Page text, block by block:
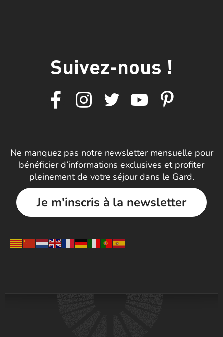
Suivez-nous !
Ne manquez pas notre newsletter mensuelle pour
bénéficier d’informations exclusives et profiter
pleinement de votre séjour dans le Gard.
Je m'inscris à la newsletter